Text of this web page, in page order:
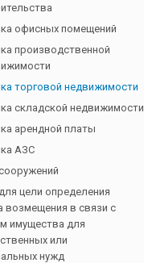
офисных помещений
производственной
торговой недвижимости
складской недвижимости
арендной платы
АЗС
цели определения
возмещения в связи с
имущества для
или
нужд